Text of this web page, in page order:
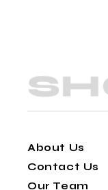
About Us
Contact Us
Our Team